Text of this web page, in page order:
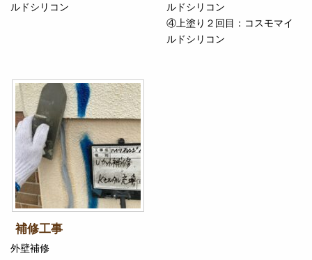
ルドシリコン
ルドシリコン
④上塗り２回目：コスモマイ
ルドシリコン
補修工事
外壁補修